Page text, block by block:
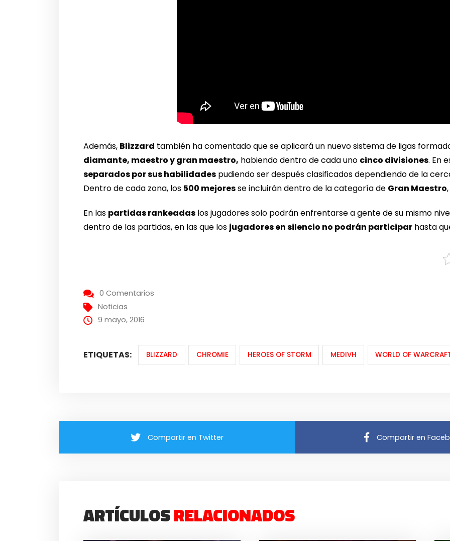
Además, Blizzard también ha comentado que se aplicará un nuevo sistema de ligas
diamante, maestro y gran maestro, habiendo dentro de cada uno cinco divisiones. En
separados por sus habilidades pudiendo ser después clasificados dependiendo de la
Dentro de cada zona, los 500 mejoresse incluirán dentro de la categoría de Gran Maestro
En las partidas rankeadas los jugadores solo podrán enfrentarse a gente de su mismo
dentro de las partidas, en las que los jugadores en silencio no podrán participar hasta
0 Comentarios
Noticias
9 mayo, 2016
ETIQUETAS: BLIZZARD CHROMIE HEROES OF STORM MEDIVH WORLD OF
Compartir en Twitter Compartir en
ARTÍCULOSRELACIONADOS